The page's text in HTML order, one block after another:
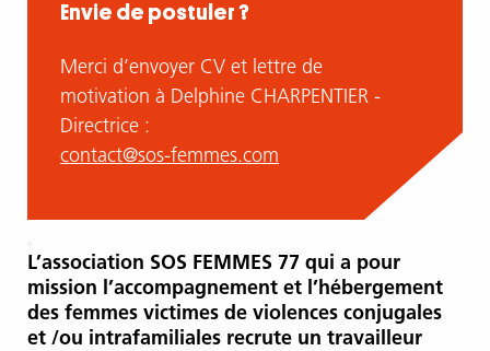
Envie de postuler ?
Merci d’envoyer CV et lettre de
motivation à Delphine CHARPENTIER -
Directrice :
contact@sos-femmes.com
L’association SOS FEMMES 77 qui a pour
mission l’accompagnement et l’hébergement
des femmes victimes de violences conjugales
et /ou intrafamiliales recrute un travailleur